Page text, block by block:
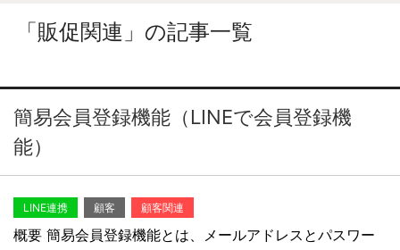
「販促関連」の記事一覧
簡易会員登録機能（LINEで会員登録機
能）
LINE連携 顧客 顧客関連
概要 簡易会員登録機能とは、メールアドレスとパスワー